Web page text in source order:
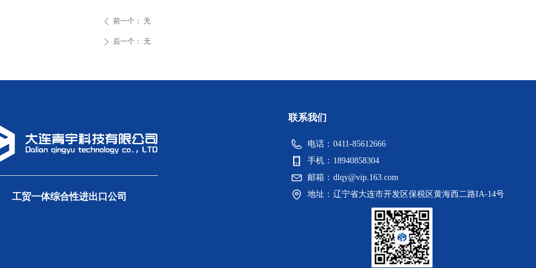
ꄴ 前一个： 无
ꄲ 后一个： 无
工贸一体综合性进出口公司
电话： 0411-85612666
手机： 18940858304
邮箱： dlqy@vip.163.com
地址： 辽宁省大连市开发区保税区黄海西二路IA-14号
联系我们